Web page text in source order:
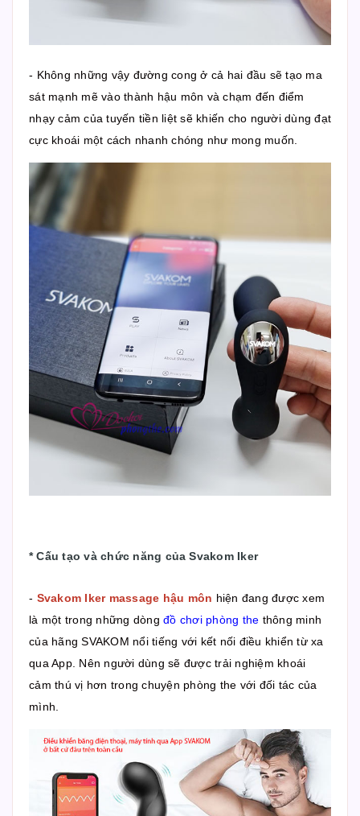
- Không những vậy đường cong ở cả hai đầu sẽ tạo ma
sát mạnh mẽ vào thành hậu môn và chạm đến điểm
nhạy cảm của tuyến tiền liệt sẽ khiến cho người dùng đạt
cực khoái một cách nhanh chóng như mong muốn.
*Cấu tạo và chức năng của Svakom Iker
- Svakom Iker massage hậu môn hiện đang được xem
là một trong những dòng đồ chơi phòng the thông minh
của hãng SVAKOM nổi tiếng với kết nối điều khiển từ xa
qua App. Nên người dùng sẽ được trải nghiệm khoái
cảm thú vị hơn trong chuyện phòng the với đối tác của
mình.